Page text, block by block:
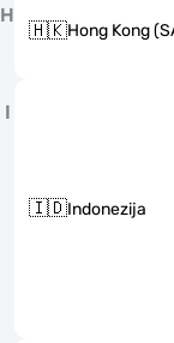
H
🇭🇰Hong Kong
I
🇮🇩Indonezija